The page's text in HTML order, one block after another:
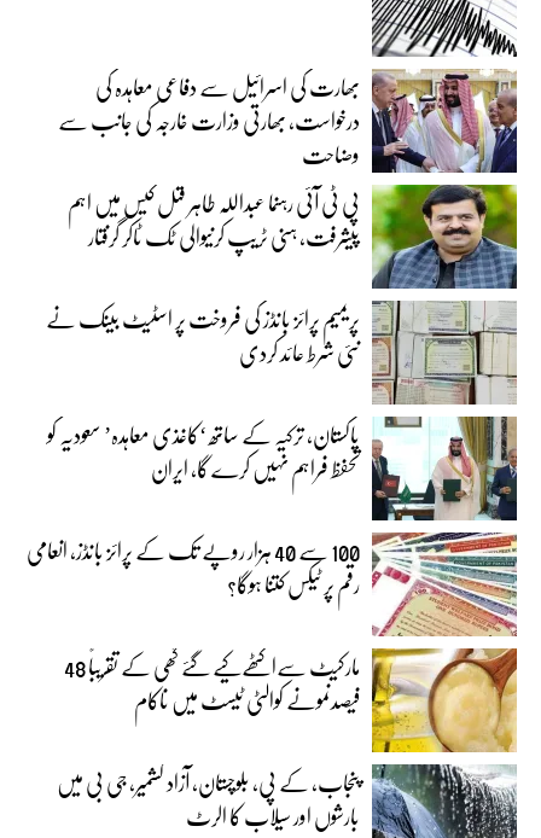
بھارت کی اسرائیل سے دفاعی معاہدہ کی
درخواست، بھارتی وزارت خارجہ کی جانب سے
وضاحت
پی ٹی آئی رہنما عبداللہ طاہر قتل کیس میں اہم
پیشرفت، ہنی ٹریپ کرنیوالی ٹک ٹاکر گرفتار
پریمیم پرائز بانڈز کی فروخت پر اسٹیٹ بینک نے
نئی شرط عائد کردی
پاکستان، ترکیہ کے ساتھ ‘کاغذی معاہدہ’ سعودیہ کو
تحفظ فراہم نہیں کرے گا، ایران
100 سے 40 ہزار روپے تک کے پرائز بانڈز، انعامی
رقم پر ٹیکس کتنا ہوگا؟
مارکیٹ سےاکٹھےکیے گئے گھی کے تقریباً 48
فیصدنمونے کوالٹی ٹیسٹ میں ناکام
پنجاب، کے پی، بلوچستان، آزاد کشمیر، جی بی میں
بارشوں اور سیلاب کا الرٹ